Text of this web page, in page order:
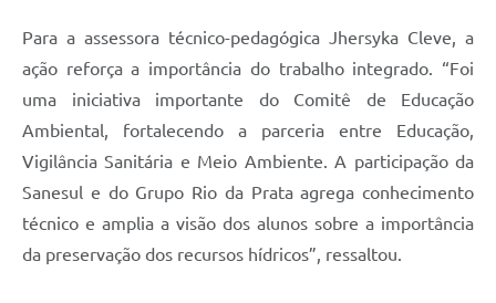
Para a assessora técnico-pedagógica Jhersyka Cleve, a
ação reforça a importância do trabalho integrado. “Foi
uma iniciativa importante do Comitê de Educação
Ambiental, fortalecendo a parceria entre Educação,
Vigilância Sanitária e Meio Ambiente. A participação da
Sanesul e do Grupo Rio da Prata agrega conhecimento
técnico e amplia a visão dos alunos sobre a importância
da preservação dos recursos hídricos”, ressaltou.